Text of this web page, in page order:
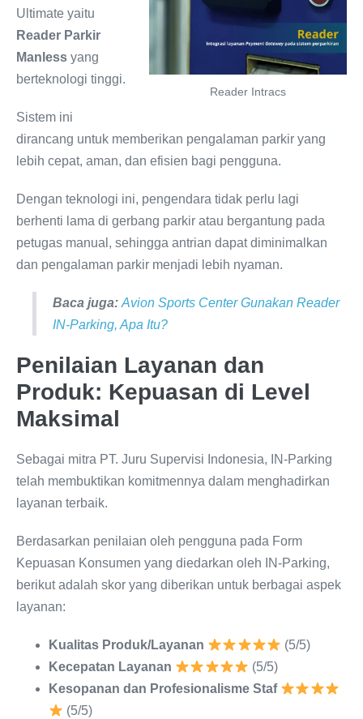
Reader Intracs
Ultimate yaitu
Reader Parkir
Manless yang
berteknologi tinggi.
Sistem ini
dirancang untuk memberikan pengalaman parkir yang
lebih cepat, aman, dan efisien bagi pengguna.
Dengan teknologi ini, pengendara tidak perlu lagi
berhenti lama di gerbang parkir atau bergantung pada
petugas manual, sehingga antrian dapat diminimalkan
dan pengalaman parkir menjadi lebih nyaman.
Baca juga:Avion Sports Center Gunakan Reader
IN-Parking, Apa Itu?
Penilaian Layanan dan
Produk: Kepuasan di Level
Maksimal
Sebagai mitra PT. Juru Supervisi Indonesia, IN-Parking
telah membuktikan komitmennya dalam menghadirkan
layanan terbaik.
Berdasarkan penilaian oleh pengguna pada Form
Kepuasan Konsumen yang diedarkan oleh IN-Parking,
berikut adalah skor yang diberikan untuk berbagai aspek
layanan:
Kualitas Produk/Layanan
(5/5)
Kecepatan Layanan
(5/5)
Kesopanan dan Profesionalisme Staf
(5/5)